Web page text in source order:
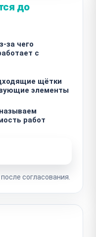
до
за чего
с
щётки
элементы
работ
согласования.